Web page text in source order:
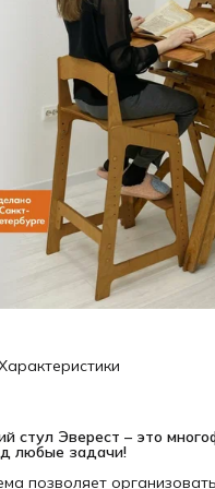
стул Эверест – это
любые задачи!
позволяет